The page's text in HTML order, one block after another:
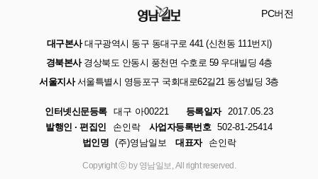
PC버전
대구본사대구광역시 동구 동대구로 441 (신천동 111번지)
경북본사경상북도 안동시 풍천면 수호로 59 우대빌딩 4층
서울지사서울특별시 영등포구 국회대로62길21 동성빌딩 3층
인터넷신문등록 대구 아00221 등록일자
2017.05.23
발행인 · 편집인
손인락 사업자등록번호 502-81-25414
법인명 (주)영남일보 대표자 손인락
Copyright ⓒ by 영남일보, All right reserved.